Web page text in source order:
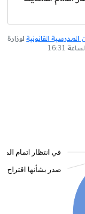
القانونية لوزارة